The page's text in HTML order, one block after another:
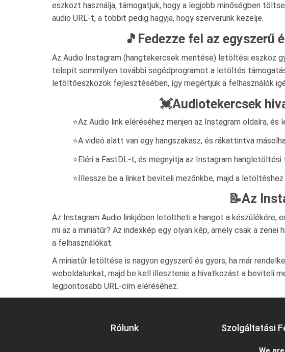
eszközt használja, támogatjuk, hogy a legjobb minőségben
audio URL-t, a többit pedig hagyja, hogy szerverünk kezelje.
️🎵Fedezze fel az egyszerű
Az Audio Instagram (hangtekercsek mentése) letöltési eszköz
telepít semmilyen további segédprogramot a letöltés
letöltőeszközök fejlesztésében, így megértjük a felhasználók
💓Audiotekercsek
⭐Az Audio link eléréséhez menjen az Instagram oldalra, és
⭐A videó alatt van egy hangszakasz, és rákattintva
⭐Eléri a FastDL-t, és megnyitja az Instagram
⭐Illessze be a linket beviteli mezőnkbe, majd a
📝Az
Az Instagram Audio linkjében letöltheti a hangot a készülékére,
mi az a miniatűr? Az indexkép egy olyan kép, amely csak a
a felhasználókat.
A miniatűr letöltése is nagyon egyszerű és gyors, ha már
weboldalunkat, majd be kell illesztenie a hivatkozást a beviteli
legpontosabb URL-cím eléréséhez.
Rólunk Szolgáltatási